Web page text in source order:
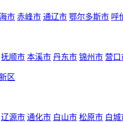
市 赤峰市 通辽市 鄂尔多斯市 呼
抚顺市 本溪市 丹东市 锦州市 营口
区
辽源市 通化市 白山市 松原市 白城